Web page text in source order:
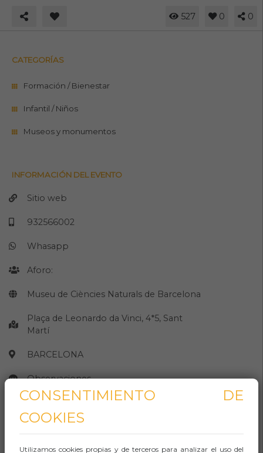
527 0 0
CATEGORÍAS
Formación / Bienestar
Infantil / Niños
Museos y monumentos
INFORMACIÓN DEL EVENTO
Sitio web
932566002
Whasapp
Aforo:
Museu de Ciències Naturals de Barcelona
Plaça de Leonardo da Vinci, 4*5, Sant
Martí
BARCELONA
Observaciones
CÓMO LLEGAR
Abrir Navegación
CONSENTIMIENTO DE
COOKIES
Utilizamos cookies propias y de terceros para analizar el uso del